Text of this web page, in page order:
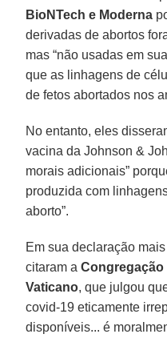
BioNTech e Moderna
derivadas de abortos
mas “não usadas em
que as linhagens de
de fetos abortados nos
No entanto, eles
vacina da Johnson &
morais adicionais”
produzida com
aborto”.
Em sua declaração
citaram aCongregação
Vaticano, que julgou
covid-19 eticamente
disponíveis... é